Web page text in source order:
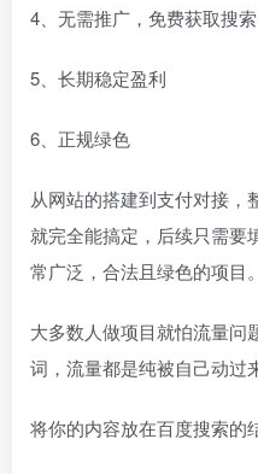
4、无需推广，免费获取搜
5、长期稳定盈利
6、正规绿色
从网站的搭建到支付对接，
就完全能搞定，后续只需要
常广泛，合法且绿色的项目。
大多数人做项目就怕流量问
词，流量都是纯被自己动过
将你的内容放在百度搜索的